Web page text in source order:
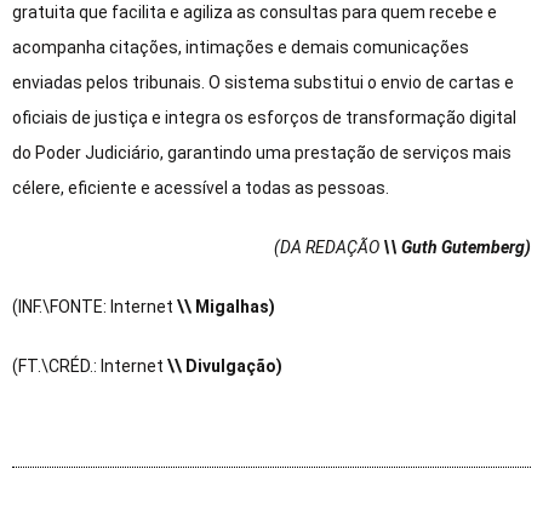
gratuita que facilita e agiliza as consultas para quem recebe e
acompanha citações, intimações e demais comunicações
enviadas pelos tribunais. O sistema substitui o envio de cartas e
oficiais de justiça e integra os esforços de transformação digital
do Poder Judiciário, garantindo uma prestação de serviços mais
célere, eficiente e acessível a todas as pessoas.
(DA REDAÇÃO \\ Guth Gutemberg)
(INF.\FONTE: Internet \\ Migalhas)
(FT.\CRÉD.: Internet \\ Divulgação)